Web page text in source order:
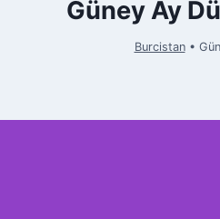
Güney Ay
Burcistan•